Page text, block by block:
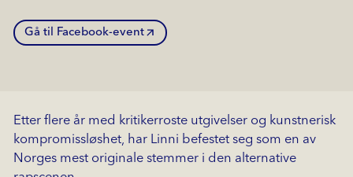
Gå til Facebook-event
Etter flere år med kritikerroste utgivelser og kunstnerisk
kompromissløshet, har Linni befestet seg som en av
Norges mest originale stemmer i den alternative